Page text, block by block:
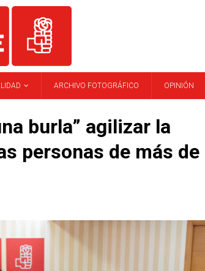
ARCHIVO FOTOGRÁFICO OPINIÓN
burla” agilizar la
personas de más de